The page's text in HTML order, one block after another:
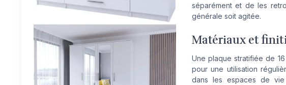
séparément et de les
générale soit agitée.
Matériaux et
Une plaque stratifiée de
pour une utilisation
dans les espaces de vie